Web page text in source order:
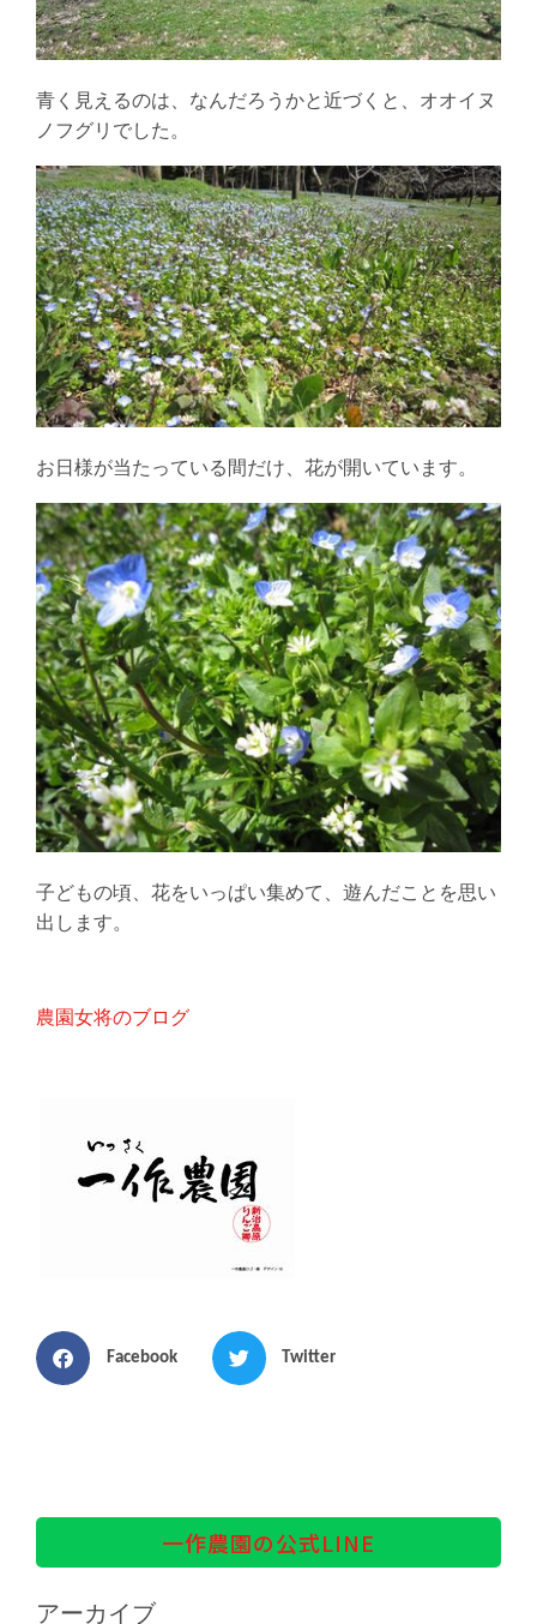
青く見えるのは、なんだろうかと近づくと、オオイヌ
ノフグリでした。
お日様が当たっている間だけ、花が開いています。
子どもの頃、花をいっぱい集めて、遊んだことを思い
出します。
農園女将のブログ
Facebook Twitter
一作農園の公式LINE
アーカイブ